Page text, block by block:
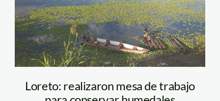
Loreto: realizaron mesa de trabajo